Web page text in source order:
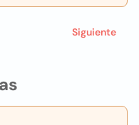
Siguiente